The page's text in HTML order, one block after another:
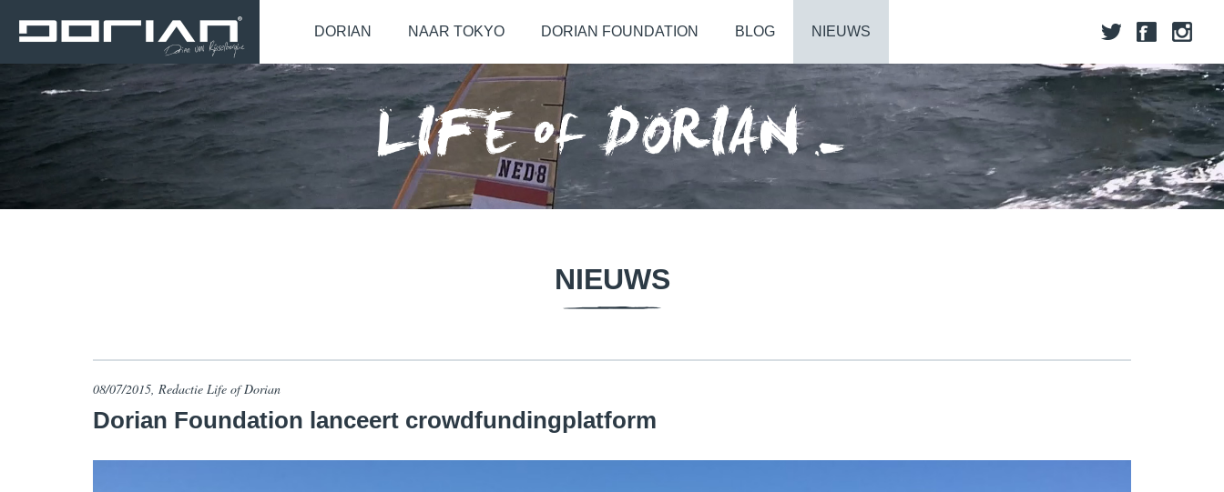
DORIAN NAAR TOKYO DORIAN FOUNDATION BLOG NIEUWS
NIEUWS
08/07/2015, Redactie Life of Dorian
Dorian Foundation lanceert crowdfundingplatform